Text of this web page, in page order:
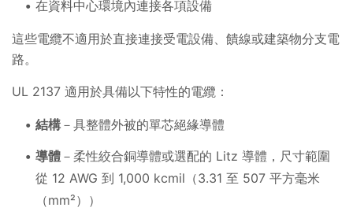
在資料中心環境內連接各項設備
這些電纜不適用於直接連接受電設備、饋線或建築物分支電
路。
UL 2137 適用於具備以下特性的電纜：
結構 －具整體外被的單芯絕緣導體
導體 －柔性絞合銅導體或選配的 Litz 導體，尺寸範圍
從 12 AWG 到 1,000 kcmil（3.31 至 507 平方毫米
（mm²））